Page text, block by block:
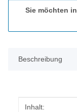
Sie möchten
Beschreibung
Wert
Inhalt: